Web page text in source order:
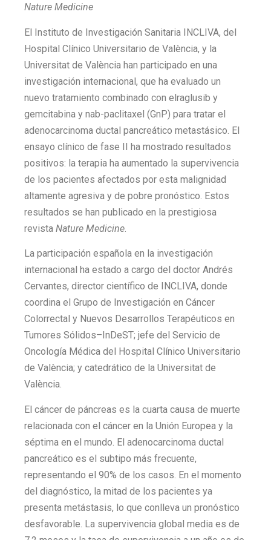
Nature Medicine
El Instituto de Investigación Sanitaria INCLIVA, del
Hospital Clínico Universitario de València, y la
Universitat de València han participado en una
investigación internacional, que ha evaluado un
nuevo tratamiento combinado con elraglusib y
gemcitabina y nab-paclitaxel (GnP) para tratar el
adenocarcinoma ductal pancreático metastásico. El
ensayo clínico de fase II ha mostrado resultados
positivos: la terapia ha aumentado la supervivencia
de los pacientes afectados por esta malignidad
altamente agresiva y de pobre pronóstico. Estos
resultados se han publicado en la prestigiosa
revista Nature Medicine
La participación española en la investigación
internacional ha estado a cargo del doctor Andrés
Cervantes, director científico de INCLIVA, donde
coordina el Grupo de Investigación en Cáncer
Colorrectal y Nuevos Desarrollos Terapéuticos en
Tumores Sólidos–InDeST; jefe del Servicio de
Oncología Médica del Hospital Clínico Universitario
de València; y catedrático de la Universitat de
València.
El cáncer de páncreas es la cuarta causa de muerte
relacionada con el cáncer en la Unión Europea y la
séptima en el mundo. El adenocarcinoma ductal
pancreático es el subtipo más frecuente,
representando el 90% de los casos. En el momento
del diagnóstico, la mitad de los pacientes ya
presenta metástasis, lo que conlleva un pronóstico
desfavorable. La supervivencia global media es de